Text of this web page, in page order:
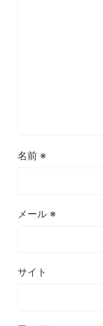
名前 ※
メール ※
サイト